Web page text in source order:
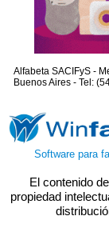
Alfabeta SACIFyS -
Buenos Aires - Tel:
Software para
El contenido
propiedad